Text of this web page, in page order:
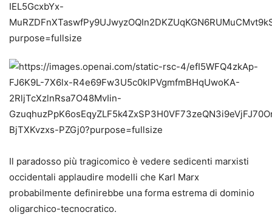
Il paradosso più tragicomico è vedere sedicenti marxisti
occidentali applaudire modelli che Karl Marx
probabilmente definirebbe una forma estrema di dominio
oligarchico-tecnocratico.